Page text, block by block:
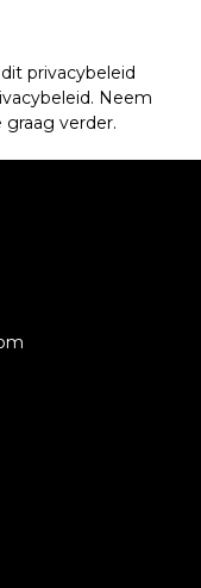
privacybeleid
Neem
verder.